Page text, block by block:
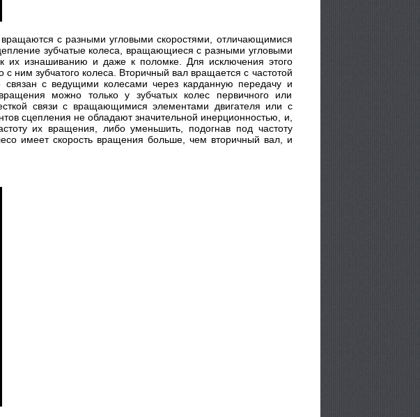
вращаются с разными угловыми скоростями, отличающимися
зубчатые колеса, вращающиеся с разными угловыми
их изнашиванию и даже к поломке. Для исключения этого
ним зубчатого колеса. Вторичный вал вращается с частотой
с ведущими колесами через карданную передачу и
можно только у зубчатых колес первичного или
связи с вращающимися элементами двигателя или с
сцепления не обладают значительной инерционностью, и,
их вращения, либо уменьшить, подогнав под частоту
имеет скорость вращения больше, чем вторичный вал, и